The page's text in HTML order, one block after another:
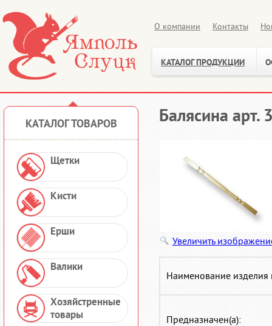
О компании Контакты
КАТАЛОГ ПРОДУКЦИИ
КАТАЛОГ ТОВАРОВ
Щетки
Кисти
Ерши
Валики
Хозяйстренные
товары
Балясина арт.
Увеличить
Наименование изделия
Предназначен(а):